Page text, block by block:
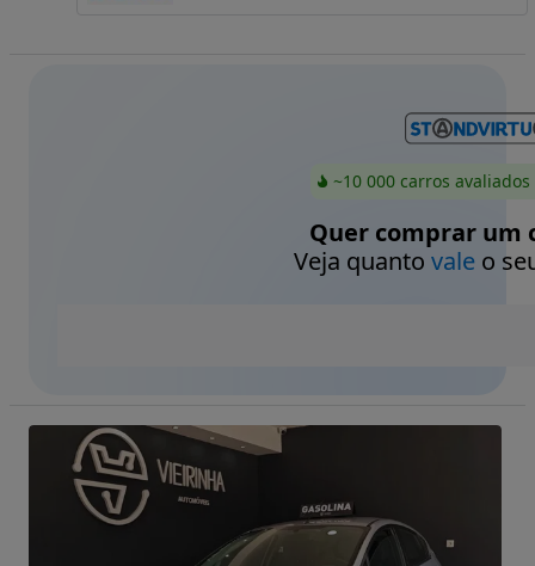
~10 000 carros
Quer comprar um
Veja quanto valeo